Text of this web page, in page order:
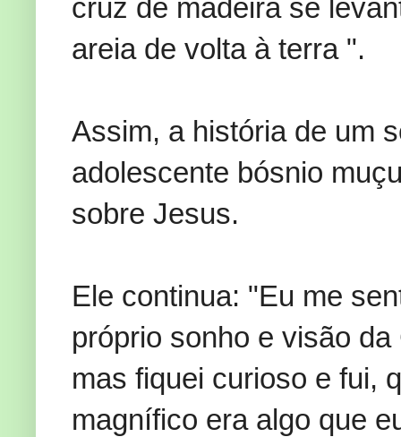
cruz de madeira se
areia de volta à terra ".
Assim, a história de um
adolescente bósnio
sobre Jesus.
Ele continua: "Eu me
próprio sonho e visão da
mas fiquei curioso e fui,
magnífico era algo que